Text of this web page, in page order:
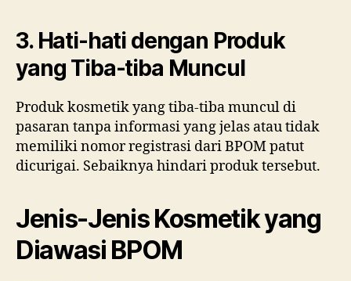
3. Hati-hati dengan Produk
yang Tiba-tiba Muncul
Produk kosmetik yang tiba-tiba muncul di
pasaran tanpa informasi yang jelas atau tidak
memiliki nomor registrasi dari BPOM patut
dicurigai. Sebaiknya hindari produk tersebut.
Jenis-Jenis Kosmetik yang
Diawasi BPOM